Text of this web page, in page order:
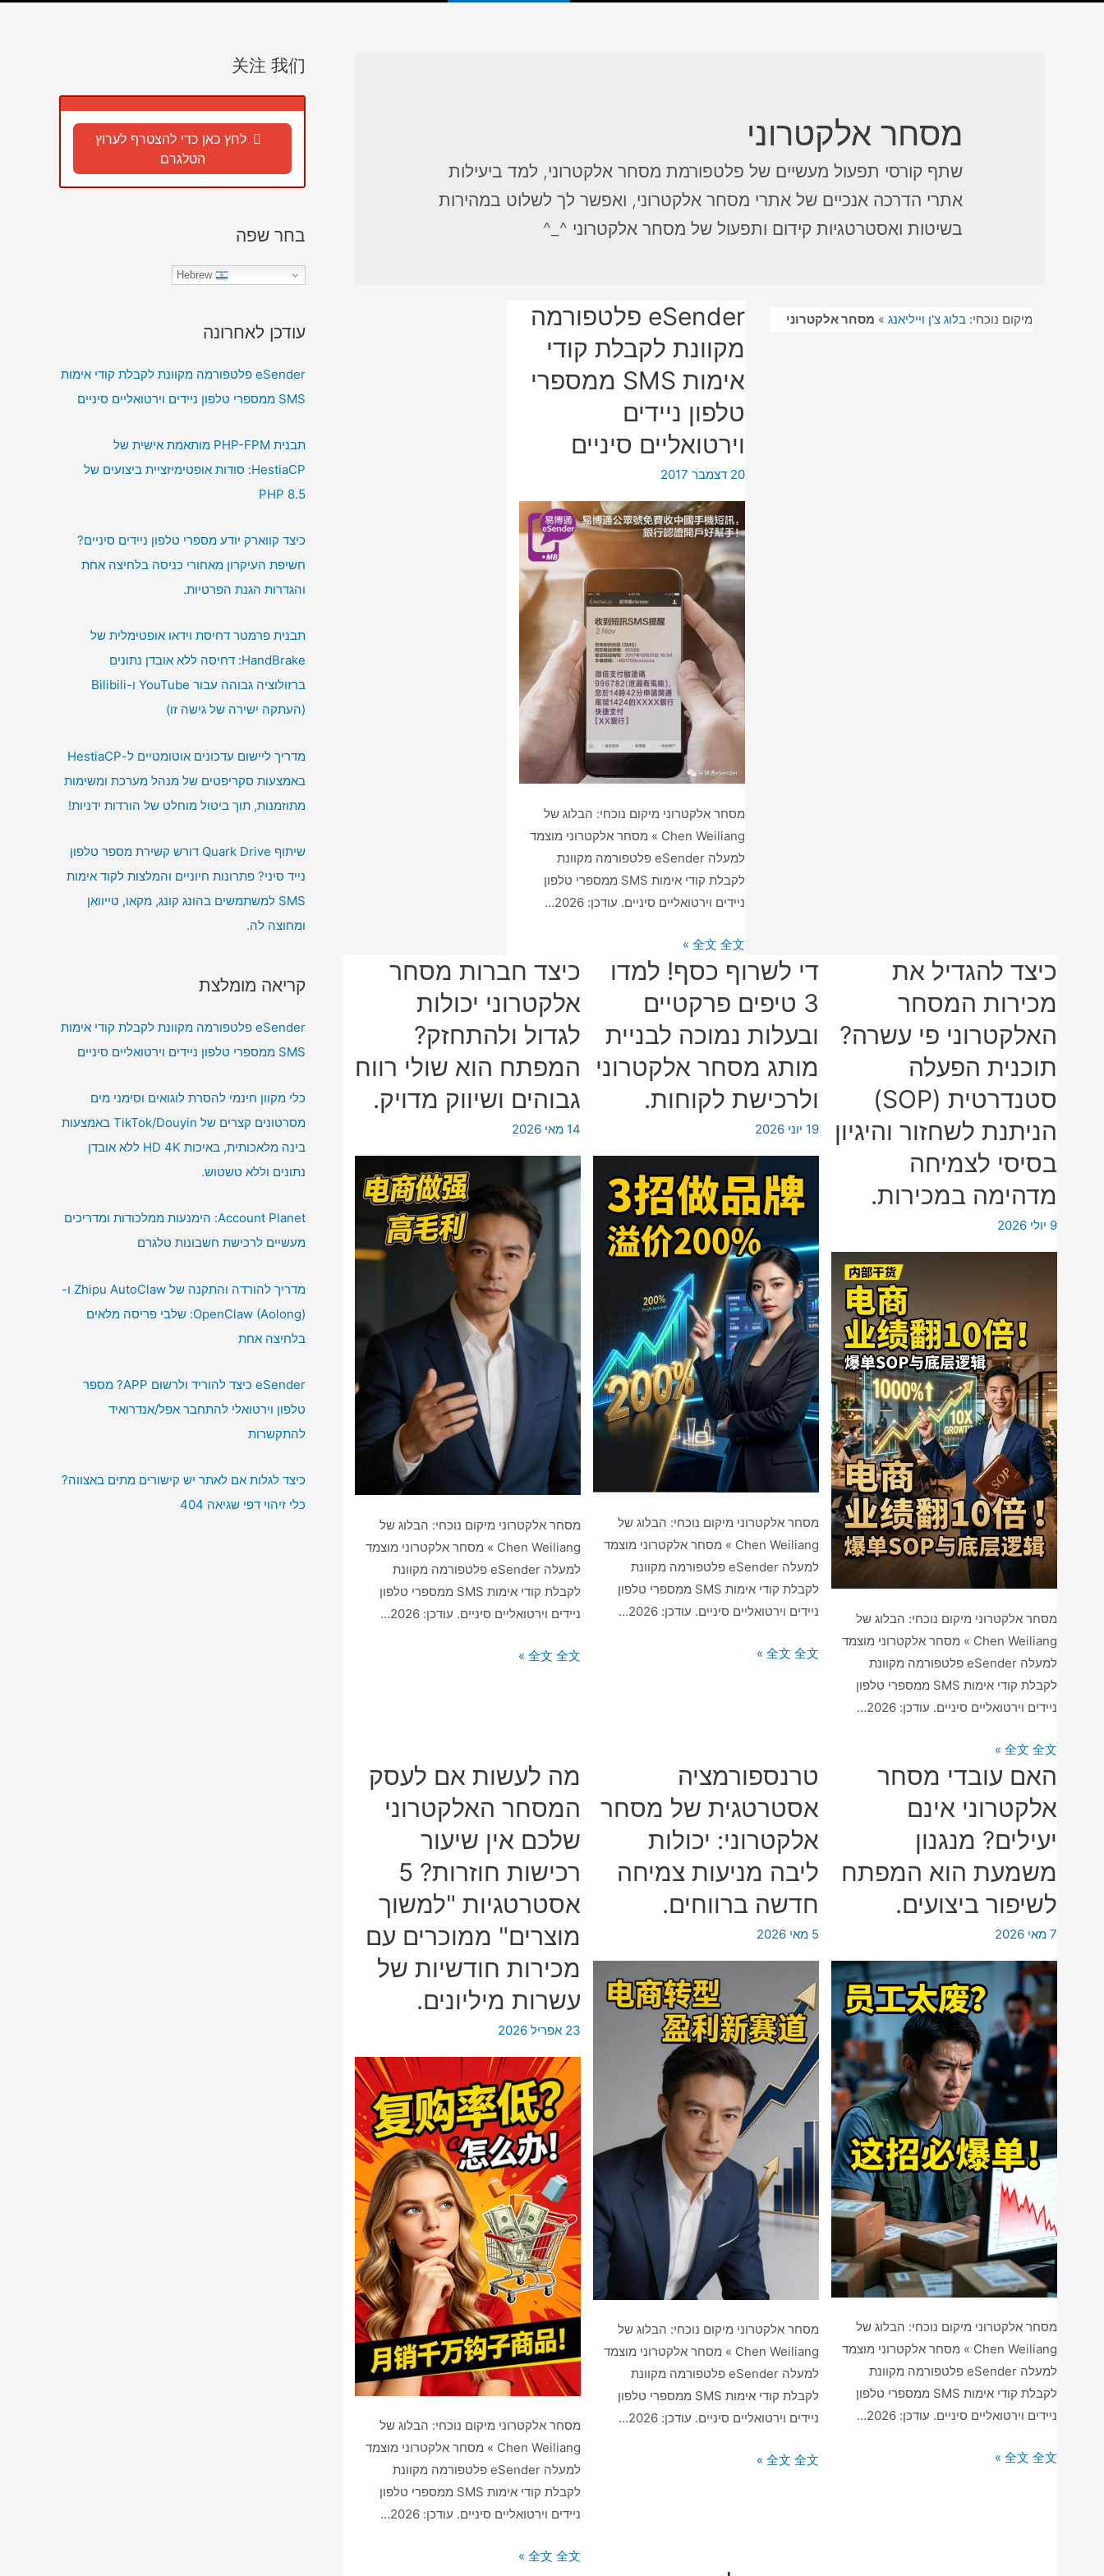
מסחר אלקטרוני
שתף קורסי תפעול מעשיים של פלטפורמת מסחר אלקטרוני, למד ביעילות
אתרי הדרכה אנכיים של אתרי מסחר אלקטרוני, ואפשר לך לשלוט במהירות
בשיטות ואסטרטגיות קידום ותפעול של מסחר אלקטרוני ^_^
מיקום נוכחי: בלוג צ'ן וייליאנג » מסחר אלקטרוני
eSender פלטפורמה
מקוונת לקבלת קודי
אימות SMS ממספרי
טלפון ניידים
וירטואליים סיניים
20 דצמבר 2017
מסחר אלקטרוני מיקום נוכחי: הבלוג של
Chen Weiliang » מסחר אלקטרוני מוצמד
למעלה eSender פלטפורמה מקוונת
לקבלת קודי אימות SMS ממספרי טלפון
ניידים וירטואליים סיניים. עודכן: 2026…
eSender
פלטפורמה
מקוונת
לקבלת
קודי
SMS
ממספרי
סיניים
全文 全文 »
כיצד להגדיל את
מכירות המסחר
האלקטרוני פי עשרה?
תוכנית הפעלה
סטנדרטית (SOP)
הניתנת לשחזור והיגיון
בסיסי לצמיחה
מדהימה במכירות.
9 יולי 2026
מסחר אלקטרוני מיקום נוכחי: הבלוג של
Chen Weiliang » מסחר אלקטרוני מוצמד
למעלה eSender פלטפורמה מקוונת
לקבלת קודי אימות SMS ממספרי טלפון
ניידים וירטואליים סיניים. עודכן: 2026…
כיצד
להגדיל
מכירות
המסחר
פי
עשרה?
סטנדרטית
(SOP)
הניתנת
לשחזור
והיגיון
בסיסי
לצמיחה
מדהימה
במכירות.
全文 全文 »
די לשרוף כסף! למדו
3 טיפים פרקטיים
ובעלות נמוכה לבניית
מותג מסחר אלקטרוני
ולרכישת לקוחות.
19 יוני 2026
מסחר אלקטרוני מיקום נוכחי: הבלוג של
Chen Weiliang » מסחר אלקטרוני מוצמד
למעלה eSender פלטפורמה מקוונת
לקבלת קודי אימות SMS ממספרי טלפון
ניידים וירטואליים סיניים. עודכן: 2026…
די
פרקטיים
ובעלות
נמוכה
לבניית
מותג
מסחר
אלקטרוני
ולרכישת
לקוחות.
全文 全文 »
כיצד חברות מסחר
אלקטרוני יכולות
לגדול ולהתחזק?
המפתח הוא שולי רווח
גבוהים ושיווק מדויק.
14 מאי 2026
מסחר אלקטרוני מיקום נוכחי: הבלוג של
Chen Weiliang » מסחר אלקטרוני מוצמד
למעלה eSender פלטפורמה מקוונת
לקבלת קודי אימות SMS ממספרי טלפון
ניידים וירטואליים סיניים. עודכן: 2026…
כיצד
ולהתחזק?
המפתח
הוא
שולי
רווח
גבוהים
מדויק.
全文 全文 »
האם עובדי מסחר
אלקטרוני אינם
יעילים? מנגנון
משמעת הוא המפתח
לשיפור ביצועים.
7 מאי 2026
מסחר אלקטרוני מיקום נוכחי: הבלוג של
Chen Weiliang » מסחר אלקטרוני מוצמד
למעלה eSender פלטפורמה מקוונת
לקבלת קודי אימות SMS ממספרי טלפון
ניידים וירטואליים סיניים. עודכן: 2026…
האם
全文 全文 »
טרנספורמציה
אסטרטגית של מסחר
אלקטרוני: יכולות
ליבה מניעות צמיחה
חדשה ברווחים.
5 מאי 2026
מסחר אלקטרוני מיקום נוכחי: הבלוג של
Chen Weiliang » מסחר אלקטרוני מוצמד
למעלה eSender פלטפורמה מקוונת
לקבלת קודי אימות SMS ממספרי טלפון
ניידים וירטואליים סיניים. עודכן: 2026…
טרנספורמציה
全文 全文 »
מה לעשות אם לעסק
המסחר האלקטרוני
שלכם אין שיעור
רכישות חוזרות? 5
אסטרטגיות "למשוך
מוצרים" ממוכרים עם
מכירות חודשיות של
עשרות מיליונים.
23 אפריל 2026
מסחר אלקטרוני מיקום נוכחי: הבלוג של
Chen Weiliang » מסחר אלקטרוני מוצמד
למעלה eSender פלטפורמה מקוונת
לקבלת קודי אימות SMS ממספרי טלפון
ניידים וירטואליים סיניים. עודכן: 2026…
מה
全文 全文 »
关注 我们
לחץ כאן כדי להצטרף לערוץ
הטלגרם
בחר שפה
Hebrew
עודכן לאחרונה
eSender פלטפורמה מקוונת לקבלת קודי אימות
SMS ממספרי טלפון ניידים וירטואליים סיניים
תבנית PHP-FPM מותאמת אישית של
HestiaCP: סודות אופטימיזציית ביצועים של
PHP 8.5
כיצד קווארק יודע מספרי טלפון ניידים סיניים?
חשיפת העיקרון מאחורי כניסה בלחיצה אחת
והגדרות הגנת הפרטיות.
תבנית פרמטר דחיסת וידאו אופטימלית של
HandBrake: דחיסה ללא אובדן נתונים
ברזולוציה גבוהה עבור YouTube ו-Bilibili
(העתקה ישירה של גישה זו)
מדריך ליישום עדכונים אוטומטיים ל-HestiaCP
באמצעות סקריפטים של מנהל מערכת ומשימות
מתוזמנות, תוך ביטול מוחלט של הורדות ידניות!
שיתוף Quark Drive דורש קשירת מספר טלפון
נייד סיני? פתרונות חיוניים והמלצות לקוד אימות
SMS למשתמשים בהונג קונג, מקאו, טייוואן
ומחוצה לה.
קריאה מומלצת
eSender פלטפורמה מקוונת לקבלת קודי אימות
SMS ממספרי טלפון ניידים וירטואליים סיניים
כלי מקוון חינמי להסרת לוגואים וסימני מים
מסרטונים קצרים של TikTok/Douyin באמצעות
בינה מלאכותית, באיכות HD 4K ללא אובדן
נתונים וללא טשטוש.
Account Planet: הימנעות ממלכודות ומדריכים
מעשיים לרכישת חשבונות טלגרם
מדריך להורדה והתקנה של Zhipu AutoClaw ו-
OpenClaw (Aolong): שלבי פריסה מלאים
בלחיצה אחת
eSender כיצד להוריד ולרשום APP? מספר
טלפון וירטואלי להתחבר אפל/אנדרואיד
להתקשרות
כיצד לגלות אם לאתר יש קישורים מתים באצווה?
כלי זיהוי דפי שגיאה 404